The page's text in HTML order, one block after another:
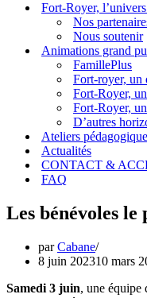
Fort-Royer,
Nos
Nous soutenir
Animations grand
FamillePlus
Fort-royer, un
Fort-Royer,
Fort-Royer,
D’autres
Ateliers
Actualités
CONTACT &
FAQ
Les bénévoles le
parCabane
8 juin 202310 mars
Samedi 3 juin, une équipe